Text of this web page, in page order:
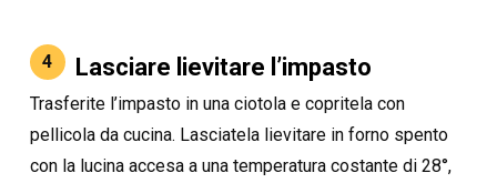
4 Lasciare lievitare l’impasto
Trasferite l’impasto in una ciotola e copritela con
pellicola da cucina. Lasciatela lievitare in forno spento
con la lucina accesa a una temperatura costante di 28°,